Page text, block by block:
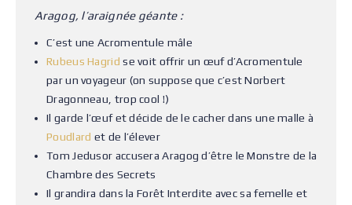
Aragog, l’araignée géante :
C’est une Acromentule mâle
Rubeus Hagrid se voit offrir un œuf d’Acromentule
par un voyageur (on suppose que c’est Norbert
Dragonneau, trop cool !)
Il garde l’œuf et décide de le cacher dans une malle à
Poudlard et de l’élever
Tom Jedusor accusera Aragog d’être le Monstre de la
Chambre des Secrets
Il grandira dans la Forêt Interdite avec sa femelle et